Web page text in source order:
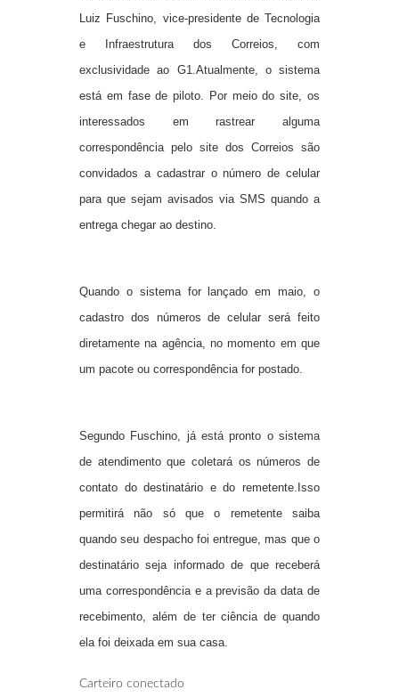
Luiz Fuschino, vice-presidente de Tecnologia
e Infraestrutura dos Correios, com
exclusividade ao G1.Atualmente, o sistema
está em fase de piloto. Por meio do site, os
interessados em rastrear alguma
correspondência pelo site dos Correios são
convidados a cadastrar o número de celular
para que sejam avisados via SMS quando a
entrega chegar ao destino.
Quando o sistema for lançado em maio, o
cadastro dos números de celular será feito
diretamente na agência, no momento em que
um pacote ou correspondência for postado.
Segundo Fuschino, já está pronto o sistema
de atendimento que coletará os números de
contato do destinatário e do remetente.Isso
permitirá não só que o remetente saiba
quando seu despacho foi entregue, mas que o
destinatário seja informado de que receberá
uma correspondência e a previsão da data de
recebimento, além de ter ciência de quando
ela foi deixada em sua casa.
Carteiro conectado